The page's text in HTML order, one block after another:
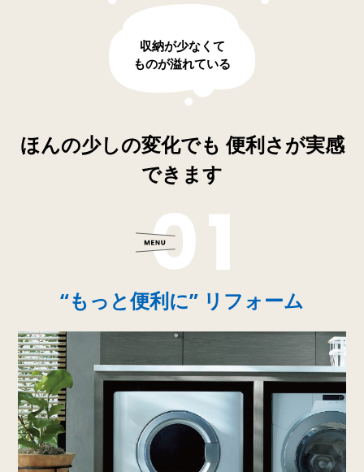
収納が少なくて
ものが溢れている
ほんの少しの変化でも 便利さが実感
できます
“もっと便利に” リフォーム